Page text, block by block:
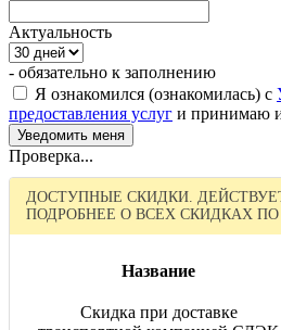
Актуальность
- обязательно к заполнению
Я ознакомился (ознакомилась) с
предоставления услуг и принимаю
Проверка...
ДОСТУПНЫЕ СКИДКИ.
ПОДРОБНЕЕ О ВСЕХ СКИДКАХ ПО
Название
Скидка при доставке